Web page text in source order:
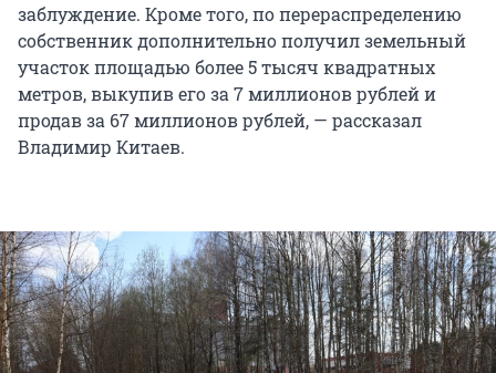
заблуждение. Кроме того, по перераспределению
собственник дополнительно получил земельный
участок площадью более 5 тысяч квадратных
метров, выкупив его за 7 миллионов рублей и
продав за 67 миллионов рублей, — рассказал
Владимир Китаев.